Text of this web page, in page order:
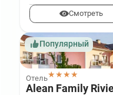
Смотреть
Популярный
Отель★★★★
Alean Family